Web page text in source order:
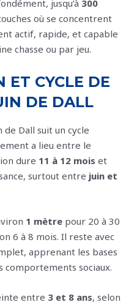
jusqu’à 300
où se concentrent
actif, rapide, et capable
chasse ou par jeu.
ET CYCLE DE
DE DALL
Dall suit un cycle
a lieu entre le
dure 11 à 12 mois et
surtout entre juin et
1 mètre pour 20 à 30
6 à 8 mois. Il reste avec
apprenant les bases
comportements sociaux.
entre 3 et 8 ans, selon